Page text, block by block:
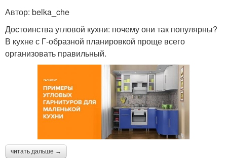
Автор: belka_che
Достоинства угловой кухни: почему они так популярны?
В кухне с Г-образной планировкой проще всего
организовать правильный.
читать дальше →